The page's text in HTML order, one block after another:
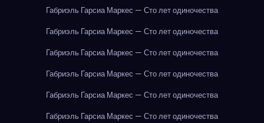
Габриэль Гарсиа Маркес — Сто лет одиночества
Габриэль Гарсиа Маркес — Сто лет одиночества
Габриэль Гарсиа Маркес — Сто лет одиночества
Габриэль Гарсиа Маркес — Сто лет одиночества
Габриэль Гарсиа Маркес — Сто лет одиночества
Габриэль Гарсиа Маркес — Сто лет одиночества